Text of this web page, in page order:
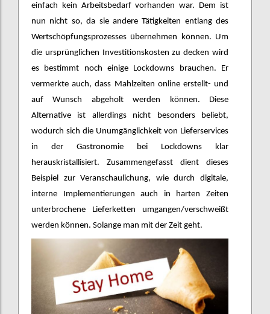
einfach kein Arbeitsbedarf vorhanden war. Dem ist
nun nicht so, da sie andere Tätigkeiten entlang des
Wertschöpfungsprozesses übernehmen können. Um
die ursprünglichen Investitionskosten zu decken wird
es bestimmt noch einige Lockdowns brauchen. Er
vermerkte auch, dass Mahlzeiten online erstellt- und
auf Wunsch abgeholt werden können. Diese
Alternative ist allerdings nicht besonders beliebt,
wodurch sich die Unumgänglichkeit von Lieferservices
in der Gastronomie bei Lockdowns klar
herauskristallisiert. Zusammengefasst dient dieses
Beispiel zur Veranschaulichung, wie durch digitale,
interne Implementierungen auch in harten Zeiten
unterbrochene Lieferketten umgangen/verschweißt
werden können. Solange man mit der Zeit geht.